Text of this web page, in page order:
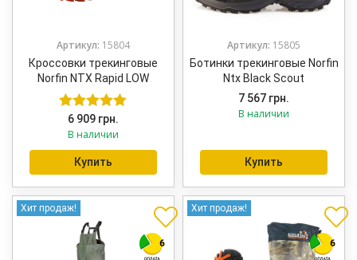
Артикул: 15804
Кроссовки трекинговые
Norfin NTX Rapid LOW
Оценка5.00
из 5
6 909 грн.
В наличии
Купить
Артикул: 15805
Ботинки трекинговые Norfin
Ntx Black Scout
7 567 грн.
В наличии
Купить
Хит продаж! Хит продаж!